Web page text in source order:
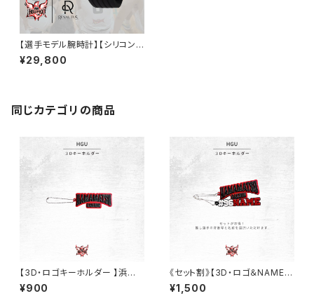
【選手モデル腕時計】【シリコンバ
ンド/ブラック】浜松学院大学バ
スケ部
¥29,800
同じカテゴリの商品
【3D・ロゴキーホルダー 】浜松
学院大学バスケ部
¥900
《セット割》【3D・ロゴ＆NAMEキ
ーホルダー 】浜松学院大学バス
ケ部
¥1,500